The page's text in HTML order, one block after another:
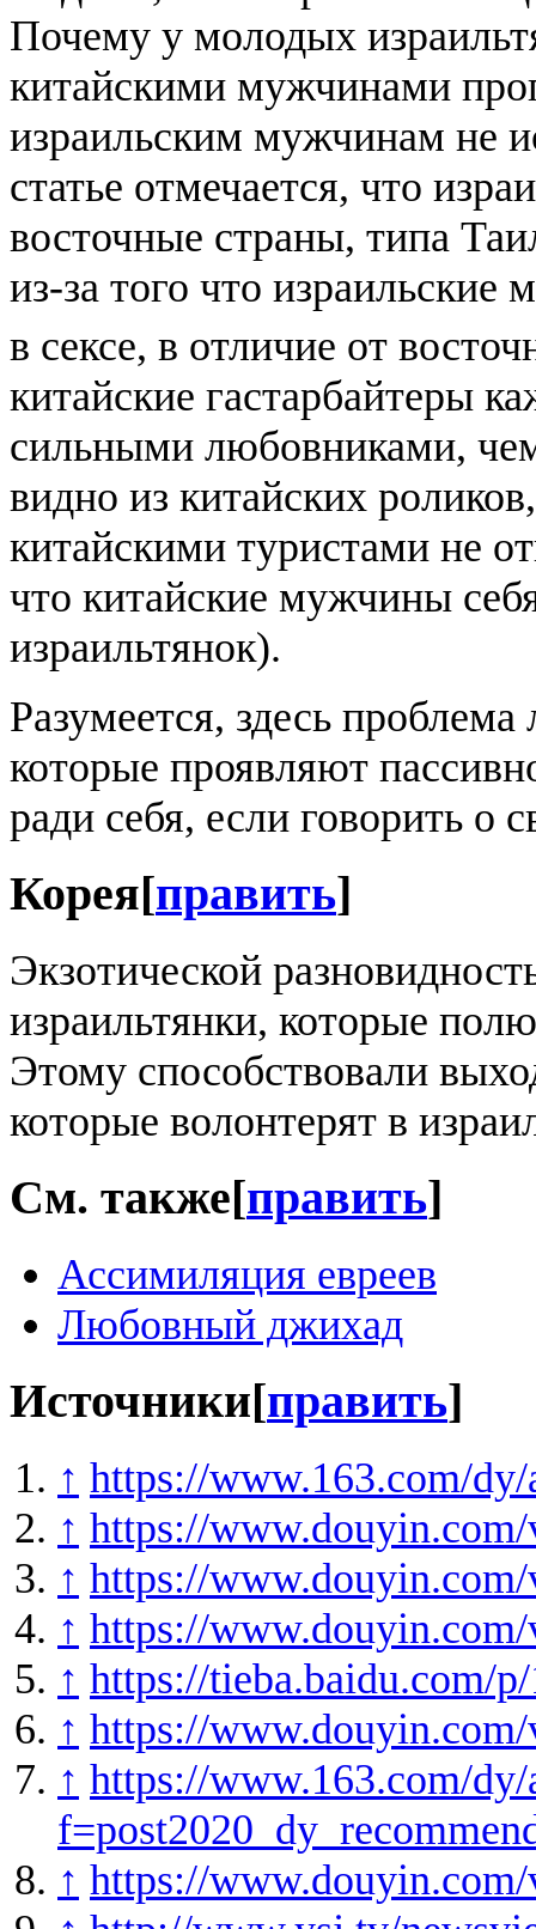
Почему у молодых
китайскими мужчинами
израильским мужчинам не
статье отмечается, что
восточные страны, типа
из-за того что
в сексе, в отличие от
китайские гастарбайтеры
сильными любовниками,
видно из китайских
китайскими туристами не
что китайские мужчины
израильтянок).
Разумеется, здесь
которые проявляют
ради себя, если говорить о
Корея[править]
Экзотической
израильтянки, которые
Этому способствовали
которые волонтерят в
См. также[править]
Ассимиляция евреев
Любовный джихад
Источники[править]
↑ https://www.163.com/
↑ https://
↑ https://
↑ https://
↑ https://tieba.baidu.com/
↑ https://
↑ https://www.163.com/
↑ https://